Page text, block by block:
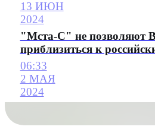
13 ИЮН
2024
"Мста-С" не позволяют
приблизиться к
06:33
2 МАЯ
2024